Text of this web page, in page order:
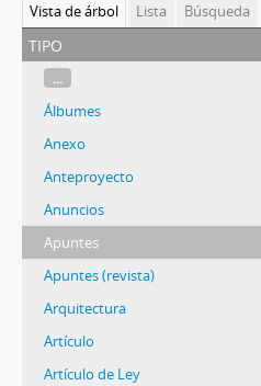
Vista de árbol Lista Búsqueda
tipo
...
Álbumes
Anexo
Anteproyecto
Anuncios
Apuntes
Apuntes (revista)
Arquitectura
Artículo
Artículo de Ley